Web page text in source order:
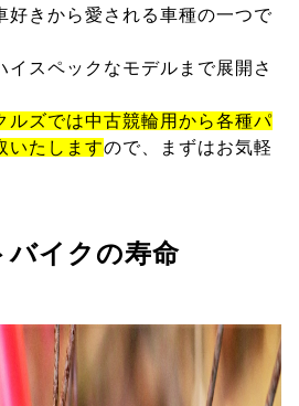
好きから愛される車種の一つで
イスペックなモデルまで展開さ
ルズでは中古競輪用から各種パ
いたしますので、まずはお気軽
バイクの寿命